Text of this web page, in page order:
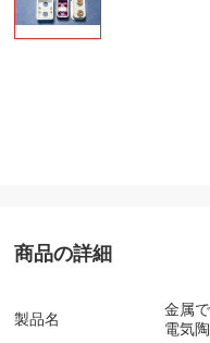
商品の詳細
製品名
金属
電気